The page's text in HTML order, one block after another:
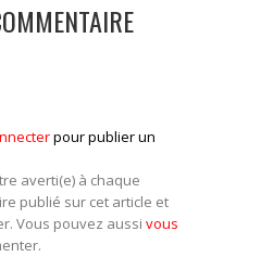
pour publier un
averti(e) à chaque
publié sur cet article et
Vous pouvez aussi vous